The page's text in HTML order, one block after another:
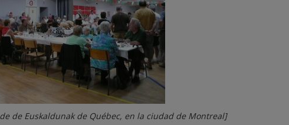
de Euskaldunak de Québec, en la ciudad de Montreal]